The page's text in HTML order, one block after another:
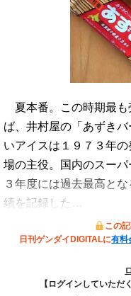
夏本番。この時期最も
ば、井村屋の「あずき
いアイスは１９７３年
場の主役。国内のスー
３年度には過去最高と
績を記録した…
この
日刊ゲンダイDIGITALに有料
【ログインしていただ